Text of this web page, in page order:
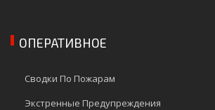
ОПЕРАТИВНОЕ
Сводки По Пожарам
Экстренные Предупреждения